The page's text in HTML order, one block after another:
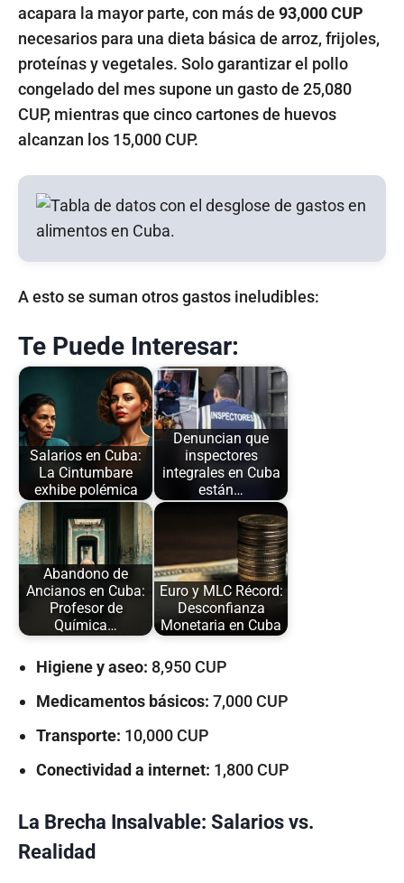
acapara la mayor parte, con más de 93,000 CUP
necesarios para una dieta básica de arroz, frijoles,
proteínas y vegetales. Solo garantizar el pollo
congelado del mes supone un gasto de 25,080
CUP, mientras que cinco cartones de huevos
alcanzan los 15,000 CUP.
A esto se suman otros gastos ineludibles:
Te Puede Interesar:
Salarios en Cuba:
La Cintumbare
exhibe polémica
Denuncian que
inspectores
integrales en Cuba
están…
Abandono de
Ancianos en Cuba:
Profesor de
Química…
Euro y MLC Récord:
Desconfianza
Monetaria en Cuba
Higiene y aseo: 8,950 CUP
Medicamentos básicos: 7,000 CUP
Transporte: 10,000 CUP
Conectividad a internet: 1,800 CUP
La Brecha Insalvable: Salarios vs.
Realidad